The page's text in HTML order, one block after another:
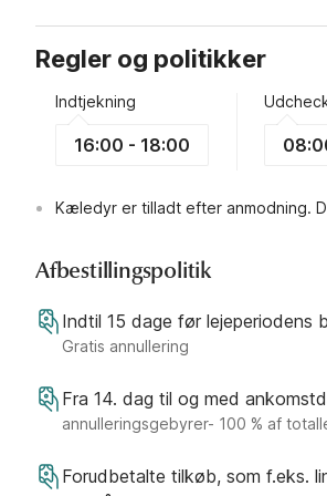
Regler og politikker
Indtjekning
16:00 - 18:00
Kæledyr er tilladt efter anmodning.
Afbestillingspolitik
Indtil 15 dage før lejeperiodens
Gratis annullering
Fra 14. dag til og med
annulleringsgebyrer- 100 % af
Forudbetalte tilkøb, som f.eks.